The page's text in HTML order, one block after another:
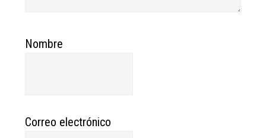
Nombre
Correo electrónico